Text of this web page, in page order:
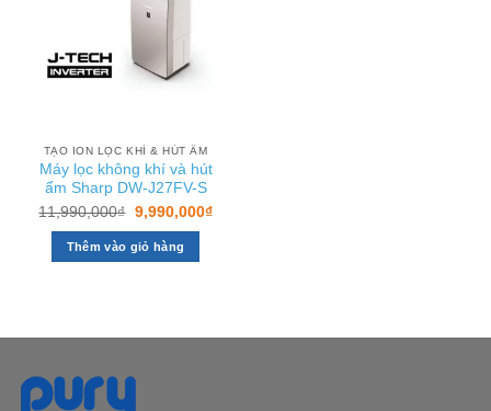
TẠO ION LỌC KHÍ & HÚT ẨM
Máy lọc không khí và hút
ẩm Sharp DW-J27FV-S
11,990,000₫ Giá
là:
11,990,000₫.
9,990,000₫Giá
Thêm vào giỏ hàng